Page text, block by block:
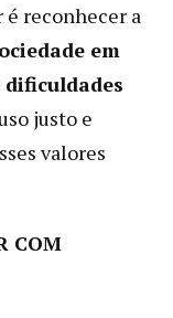
é reconhecer a
em
dificuldades
justo e
valores
COM